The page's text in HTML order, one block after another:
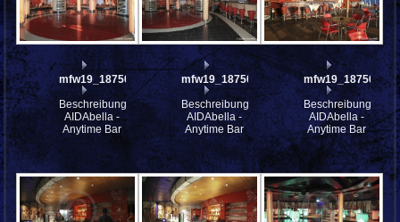
mfw19_187508
Beschreibung:
AIDAbella -
Anytime Bar
mfw19_187507
Beschreibung:
AIDAbella -
Anytime Bar
mfw19_187506
Beschreibung:
AIDAbella -
Anytime Bar